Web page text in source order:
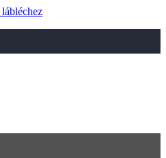
A KESIS